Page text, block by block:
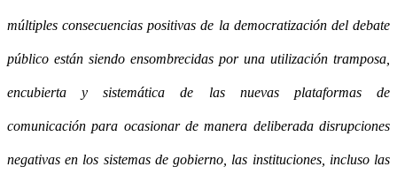
múltiples consecuencias positivas de la democratización del debate
público están siendo ensombrecidas por una utilización tramposa,
encubierta y sistemática de las nuevas plataformas de
comunicación para ocasionar de manera deliberada disrupciones
negativas en los sistemas de gobierno, las instituciones, incluso las